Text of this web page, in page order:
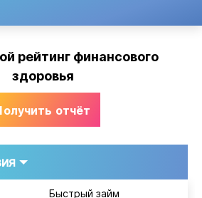
рейтинг финансового
здоровья
отчёт
Быстрый займ